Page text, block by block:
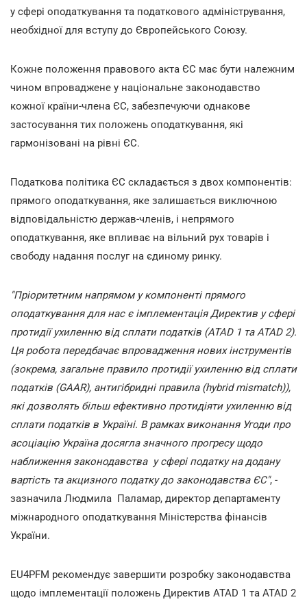
у сфері оподаткування та податкового адміністрування,
необхідної для вступу до Європейського Союзу.
Кожне положення правового акта ЄС має бути належним
чином впроваджене у національне законодавство
кожної країни-члена ЄС, забезпечуючи однакове
застосування тих положень оподаткування, які
гармонізовані на рівні ЄС.
Податкова політика ЄС складається з двох компонентів:
прямого оподаткування, яке залишається виключною
відповідальністю держав-членів, і непрямого
оподаткування, яке впливає на вільний рух товарів і
свободу надання послуг на єдиному ринку.
"Пріоритетним напрямом у компоненті прямого
оподаткування для нас є імплементація Директив у сфері
протидії ухиленню від сплати податків (ATAD 1 та ATAD 2).
Ця робота передбачає впровадження нових інструментів
(зокрема, загальне правило протидії ухиленню від сплати
податків (GAAR), антигібридні правила (hybrid mismatch)),
які дозволять більш ефективно протидіяти ухиленню від
сплати податків в Україні. В рамках виконання Угоди про
асоціацію Україна досягла значного прогресу щодо
наближення законодавства у сфері податку на додану
вартість та акцизного податку до законодавства ЄС", -
зазначила Людмила Паламар, директор департаменту
міжнародного оподаткування Міністерства фінансів
України.
EU4PFM рекомендує завершити розробку законодавства
щодо імплементації положень Директив ATAD 1 та ATAD 2